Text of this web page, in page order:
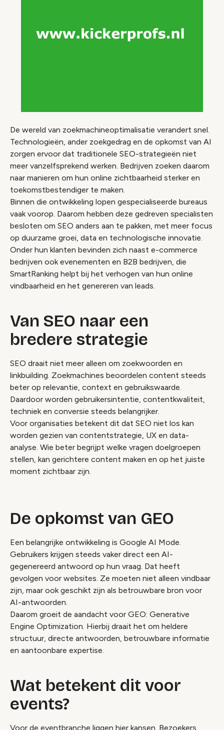
De wereld van zoekmachineoptimalisatie verandert snel.
Technologieën, ander zoekgedrag en de opkomst van AI
zorgen ervoor dat traditionele SEO-strategieën niet
meer vanzelfsprekend werken. Bedrijven zoeken daarom
naar manieren om hun online zichtbaarheid sterker en
toekomstbestendiger te maken.
Binnen die ontwikkeling lopen gespecialiseerde bureaus
vaak voorop. Daarom hebben deze gedreven specialisten
besloten om SEO anders aan te pakken, met meer focus
op duurzame groei, data en technologische innovatie.
Onder hun klanten bevinden zich naast e-commerce
bedrijven ook evenementen en B2B bedrijven, die
SmartRanking helpt bij het verhogen van hun online
vindbaarheid en het genereren van leads.
Van SEO naar een
bredere strategie
SEO draait niet meer alleen om zoekwoorden en
linkbuilding. Zoekmachines beoordelen content steeds
beter op relevantie, context en gebruikswaarde.
Daardoor worden gebruikersintentie, contentkwaliteit,
techniek en conversie steeds belangrijker.
Voor organisaties betekent dit dat SEO niet los kan
worden gezien van contentstrategie, UX en data-
analyse. Wie beter begrijpt welke vragen doelgroepen
stellen, kan gerichtere content maken en op het juiste
moment zichtbaar zijn.
De opkomst van GEO
Een belangrijke ontwikkeling is Google AI Mode.
Gebruikers krijgen steeds vaker direct een AI-
gegenereerd antwoord op hun vraag. Dat heeft
gevolgen voor websites. Ze moeten niet alleen vindbaar
zijn, maar ook geschikt zijn als betrouwbare bron voor
AI-antwoorden.
Daarom groeit de aandacht voor GEO: Generative
Engine Optimization. Hierbij draait het om heldere
structuur, directe antwoorden, betrouwbare informatie
en aantoonbare expertise.
Wat betekent dit voor
events?
Voor de eventbranche liggen hier kansen. Bezoekers